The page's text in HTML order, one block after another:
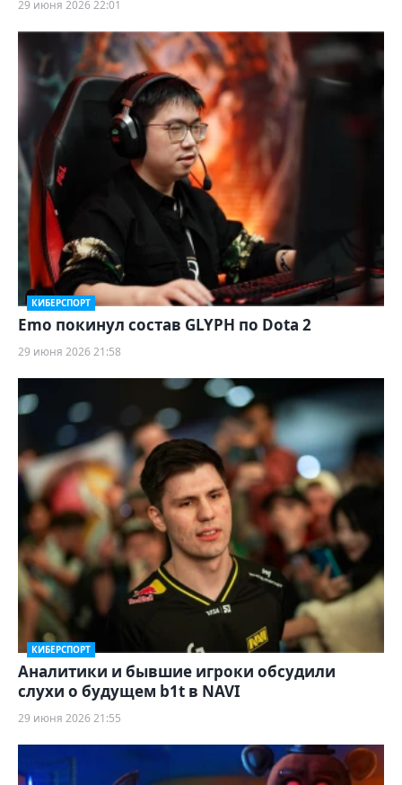
29 июня 2026 22:01
КИБЕРСПОРТ
Emo покинул состав GLYPH по Dota 2
29 июня 2026 21:58
КИБЕРСПОРТ
Аналитики и бывшие игроки обсудили
слухи о будущем b1t в NAVI
29 июня 2026 21:55